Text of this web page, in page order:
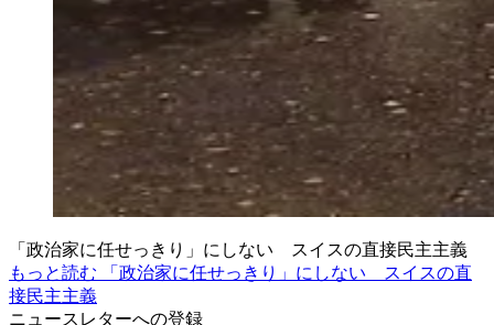
「政治家に任せっきり」にしない スイスの直接民主主義
もっと読む 「政治家に任せっきり」にしない スイスの直
接民主主義
ニュースレターへの登録